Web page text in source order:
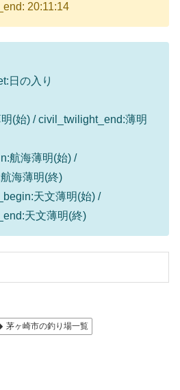
20:11:14
日の入り
(始) / civil_twilight_end:薄明
航海薄明(始) /
海薄明(終)
天文薄明(始) /
天文薄明(終)
茅ヶ崎市の釣り場一覧